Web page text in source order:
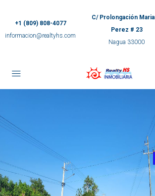
+1 (809) 808-4077
informacion@realtyhs.com
C/ Prolongación
Perez # 23
Nagua 33000